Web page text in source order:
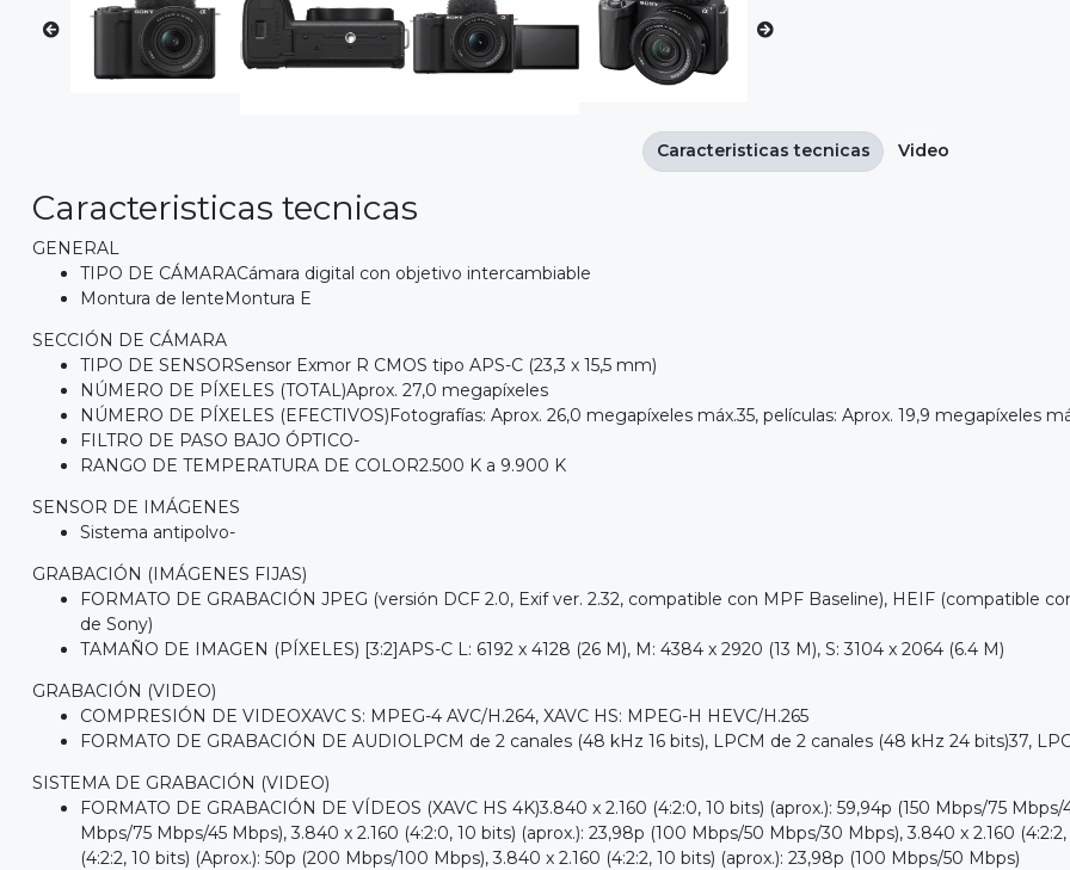
Caracteristicas tecnicas
GENERAL
TIPO DE CÁMARACámara digital con objetivo intercambiable
Montura de lenteMontura E
SECCIÓN DE CÁMARA
TIPO DE SENSORSensor Exmor R CMOS tipo APS-C (23,3 x 15,5 mm)
NÚMERO DE PÍXELES (TOTAL)Aprox. 27,0 megapíxeles
NÚMERO DE PÍXELES (EFECTIVOS)Fotografías: Aprox. 26,0 megapíxeles máx.35, películas: Aprox. 19,9 megapíxeles
FILTRO DE PASO BAJO ÓPTICO-
RANGO DE TEMPERATURA DE COLOR2.500 K a 9.900 K
SENSOR DE IMÁGENES
Sistema antipolvo-
GRABACIÓN (IMÁGENES FIJAS)
FORMATO DE GRABACIÓN JPEG (versión DCF 2.0, Exif ver. 2.32, compatible con MPF Baseline), HEIF (compatible
de Sony)
TAMAÑO DE IMAGEN (PÍXELES) [3:2]APS-C L: 6192 x 4128 (26 M), M: 4384 x 2920 (13 M), S: 3104 x 2064 (6.4 M)
GRABACIÓN (VIDEO)
COMPRESIÓN DE VIDEOXAVC S: MPEG-4 AVC/H.264, XAVC HS: MPEG-H HEVC/H.265
FORMATO DE GRABACIÓN DE AUDIOLPCM de 2 canales (48 kHz 16 bits), LPCM de 2 canales (48 kHz 24 bits)37,
SISTEMA DE GRABACIÓN (VIDEO)
FORMATO DE GRABACIÓN DE VÍDEOS (XAVC HS 4K)3.840 x 2.160 (4:2:0, 10 bits) (aprox.): 59,94p (150 Mbps/75
Mbps/75 Mbps/45 Mbps), 3.840 x 2.160 (4:2:0, 10 bits) (aprox.): 23,98p (100 Mbps/50 Mbps/30 Mbps), 3.840 x 2.160
(4:2:2, 10 bits) (Aprox.): 50p (200 Mbps/100 Mbps), 3.840 x 2.160 (4:2:2, 10 bits) (aprox.): 23,98p (100 Mbps/50 Mbps)
Caracteristicas tecnicas Video